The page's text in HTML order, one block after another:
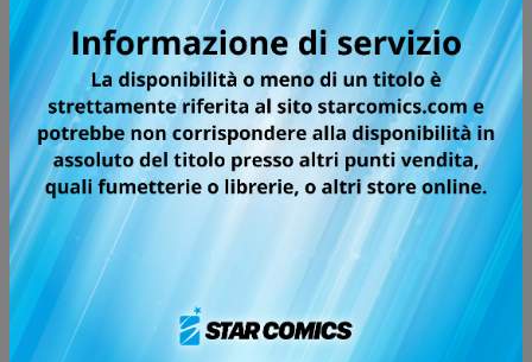
#StarComingSoon: le
uscite Star Comics di
giugno 2026
Un mese all’insegna dell’inclusività e dell’avventura con
STAY BY MY SIDE JUST A LITTLE LONGER, MAGIC
KNIGHT RAYEARTH - CLAMP PREMIUM COLLECTION,
SUGAR SUGAR RUNE NEW EDITION, TIME PARADOX
GHOSTWRITER e molto altro!
Pubblicata il 03/06/2026 — Ultimo aggiornamento